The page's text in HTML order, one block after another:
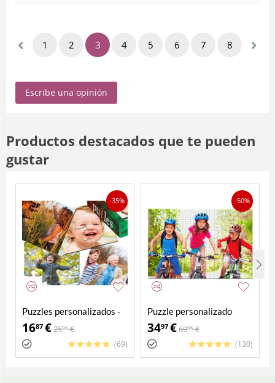
1 2 3 4 5 6 7 8 9
Escribe una opinión
Productos destacados que te pueden
gustar
-35%
Puzzles personalizados -
Pack 4 en 1
1687 €2595 €
(69)
-50%
Puzzle personalizado
2000 piezas
3497 €6995 €
(130)